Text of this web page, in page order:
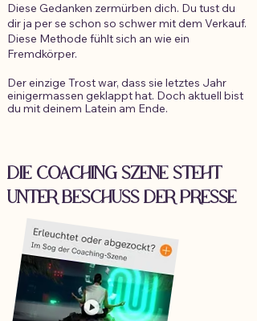
Diese Gedanken zermürben dich. Du tust du
dir ja per se schon so schwer mit dem Verkauf.
Diese Methode fühlt sich an wie ein
Fremdkörper.
Der einzige Trost war, dass sie letztes Jahr
einigermassen geklappt hat. Doch aktuell bist
du mit deinem Latein am Ende.
DIE COACHING SZENE STEHT
UNTER BESCHUSS DER PRESSE